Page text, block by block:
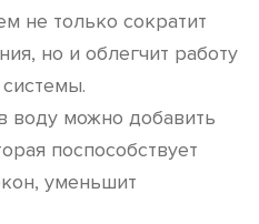
не только сократит
но и облегчит работу
воду можно добавить
поспособствует
уменьшит